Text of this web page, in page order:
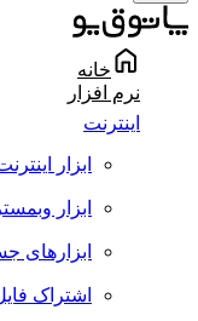
خانه
نرم افزار
اینترنت
ابزار
ابزار وبمستر
ابزارهای
اشتراک